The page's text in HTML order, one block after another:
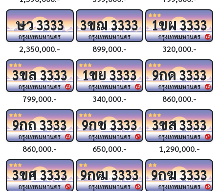
ษว3333
กรุงเทพมหานคร
2,350,000.-
3ขฌ3333
กรุงเทพมหานคร
899,000.-
23
1ขผ3333
กรุงเทพมหานคร
320,000.-
23
3ขล3333
กรุงเทพมหานคร
799,000.-
23
1ขย3333
กรุงเทพมหานคร
340,000.-
23
9กด3333
กรุงเทพมหานคร
860,000.-
23
9กถ3333
กรุงเทพมหานคร
860,000.-
24
9กช3333
กรุงเทพมหานคร
650,000.-
24
3ขส3333
กรุงเทพมหานคร
1,290,000.-
24
3ขศ3333
กรุงเทพมหานคร 25
9กฒ3333
กรุงเทพมหานคร 25
9กฆ3333
กรุงเทพมหานคร